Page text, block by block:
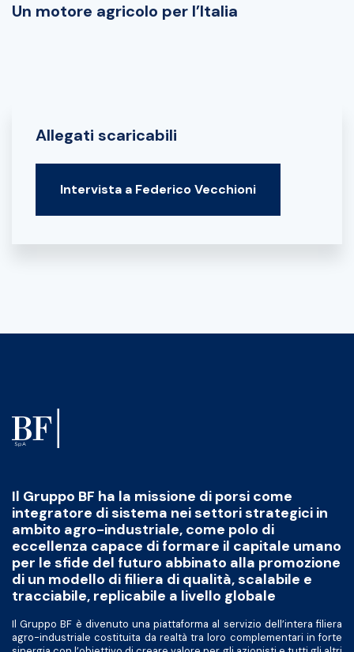
Un motore agricolo per l’Italia
Allegati scaricabili
Intervista a Federico Vecchioni
Il Gruppo BF ha la missione di porsi come
integratore di sistema nei settori strategici in
ambito agro-industriale, come polo di
eccellenza capace di formare il capitale umano
per le sfide del futuro abbinato alla promozione
di un modello di filiera di qualità, scalabile e
tracciabile, replicabile a livello globale
Il Gruppo BF è divenuto una piattaforma al servizio dell’intera filiera
agro-industriale costituita da realtà tra loro complementari in forte